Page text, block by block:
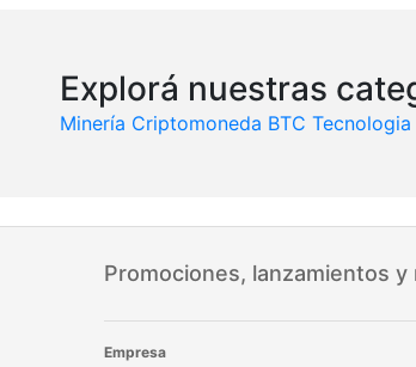
Explorá nuestras
Minería Criptomoneda BTC Tecnologia
Promociones, lanzamientos y
Empresa